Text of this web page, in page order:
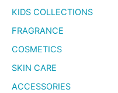
KIDS COLLECTIONS
FRAGRANCE
COSMETICS
SKIN CARE
ACCESSORIES